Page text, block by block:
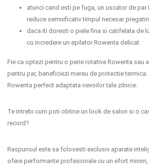
atunci cand esti pe fuga, un uscator de
reduce semnificativ timpul necesar
daca iti doresti o piele fina si catifelata de
cu incredere un epilator Rowenta delicat.
Fie ca optezi pentru o perie rotativa Rowenta sau
pentru par, beneficiezi mereu de protectie
Rowenta perfect adaptata nevoilor tale zilnice.
Te intrebi cum poti obtine un look de salon si o
record?
Raspunsul este sa folosesti exclusiv aparate
ofere performante profesionale cu un efort